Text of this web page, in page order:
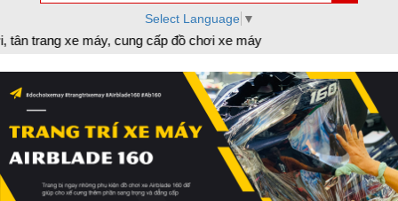
Select Language ▼
máy, cung cấp đồ chơi xe máy